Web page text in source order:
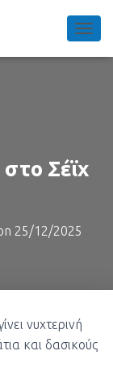
Σέϊχ
25/12/2025
νυχτερινή
και δασικούς